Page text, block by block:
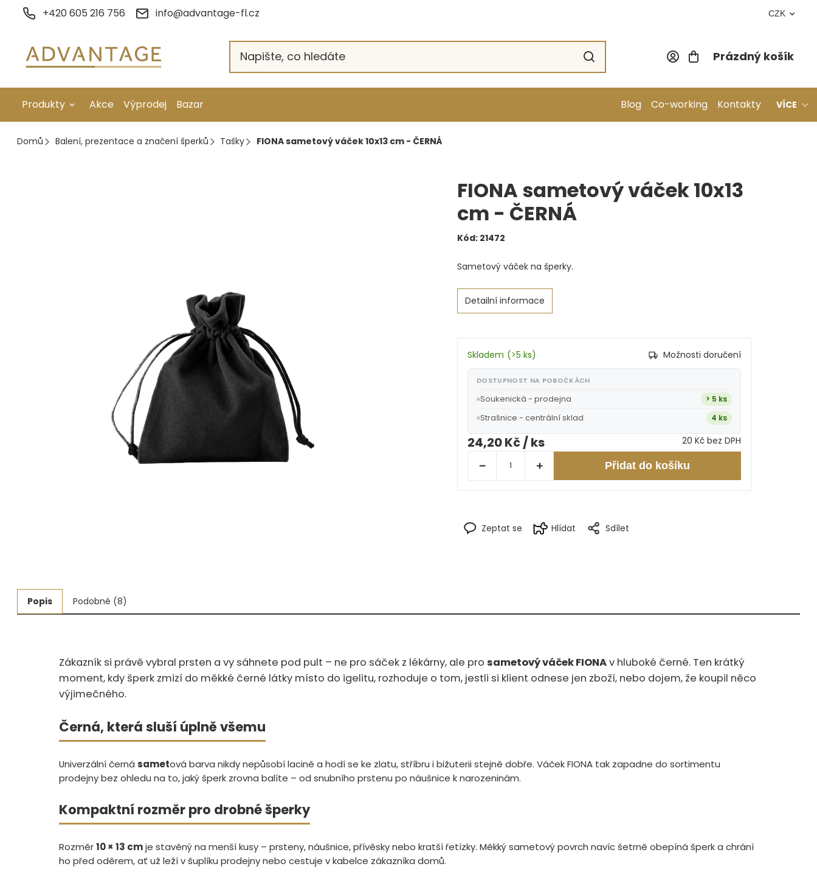
+420 605 216 756 info@advantage-fl.cz CZK
Nákupní
Prázdný košík
Produkty
Galvanické pokovení
Motory, mikromotory, vrtačky
Fasování a gravírování
Základní vybavení dílny
Navlékací nitě, struny, podložky
3D technologie
Smalty, UV barvy, patiny
Lupy a mikroskopy
Akce Výprodej Bazar Blog Co-working Kontakty VÍCE
Domů Balení, prezentace a značení šperků Tašky FIONA sametový váček 10x13 cm - ČERNÁ
FIONA sametový váček 10x13
cm - ČERNÁ
Kód: 21472
Sametový váček na šperky.
Detailní informace
Zeptat se Hlídat Sdílet
Skladem (>5 ks) Možnosti doručení
DOSTUPNOST NA POBOČKÁCH
Soukenická - prodejna > 5 ks
Strašnice - centrální sklad 4 ks
24,20 Kč/ ks 20 Kč bez DPH
Přidat do košíku
Popis Podobné (8)
Zákazník si právě vybral prsten a vy sáhnete pod pult – ne pro sáček z lékárny, ale pro sametový váček FIONAv hluboké černé. Ten krátký
moment, kdy šperk zmizí do měkké černé látky místo do igelitu, rozhoduje o tom, jestli si klient odnese jen zboží, nebo dojem, že koupil něco
výjimečného.
Černá, která sluší úplně všemu
Univerzální černá sametová barva nikdy nepůsobí lacině a hodí se ke zlatu, stříbru i bižuterii stejně dobře. Váček FIONA tak zapadne do sortimentu
prodejny bez ohledu na to, jaký šperk zrovna balíte – od snubního prstenu po náušnice k narozeninám.
Kompaktní rozměr pro drobné šperky
Rozměr10 × 13 cmje stavěný na menší kusy – prsteny, náušnice, přívěsky nebo kratší řetízky. Měkký sametový povrch navíc šetrně obepíná šperk a chrání
ho před oděrem, ať už leží v šuplíku prodejny nebo cestuje v kabelce zákazníka domů.